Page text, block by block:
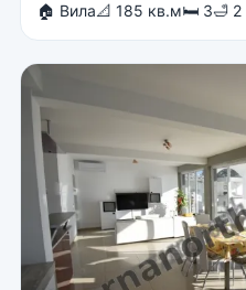
🏠 Вила📐 185 кв.м🛏 3🛁 2